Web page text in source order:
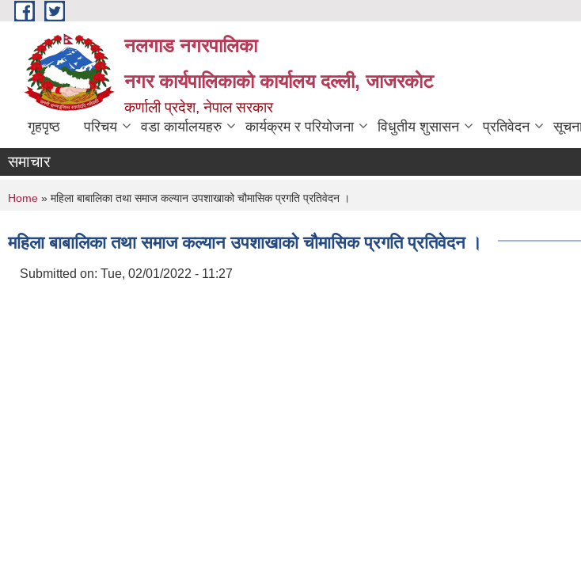
Skip to main content
नलगाड नगरपालिका
नगर कार्यपालिकाको कार्यालय दल्ली, जाजरकाेट
कर्णाली प्रदेश, नेपाल सरकार
गृहपृष्ठ परिचय वडा कार्यालयहरु कार्यक्रम र परियोजना विधुतीय शुसासन प्रतिवेदन
समाचार
You are here
Home » महिला बाबालिका तथा समाज कल्यान उपशाखाको चौमासिक प्रगति प्रतिवेदन ।
महिला बाबालिका तथा समाज कल्यान उपशाखाको चौमासिक प्रगति प्रतिवेदन ।
Submitted on: Tue, 02/01/2022 - 11:27